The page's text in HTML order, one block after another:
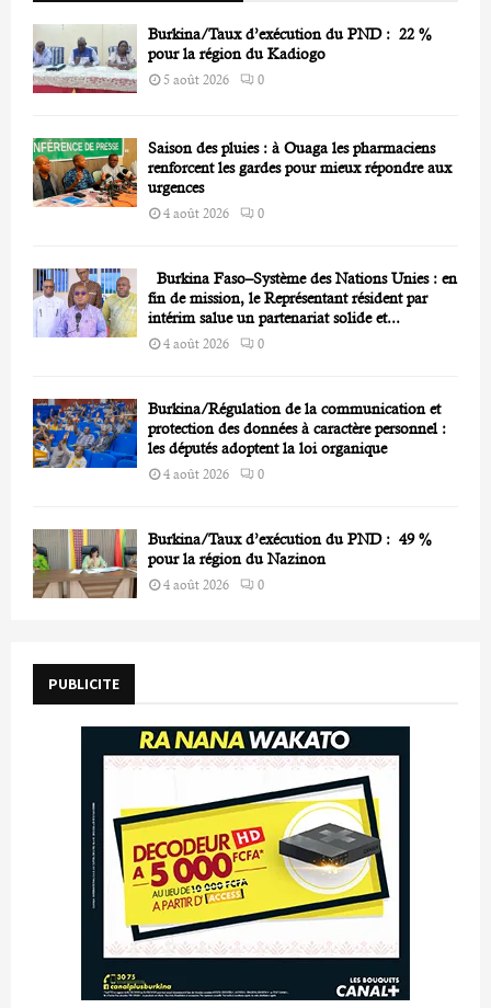
Burkina/Taux d’exécution du PND : 22 %
pour la région du Kadiogo
5 août 2026 0
Saison des pluies : à Ouaga les pharmaciens
renforcent les gardes pour mieux répondre aux
urgences
4 août 2026 0
Burkina Faso–Système des Nations Unies : en
fin de mission, le Représentant résident par
intérim salue un partenariat solide et...
4 août 2026 0
Burkina/Régulation de la communication et
protection des données à caractère personnel :
les députés adoptent la loi organique
4 août 2026 0
Burkina/Taux d’exécution du PND : 49 %
pour la région du Nazinon
4 août 2026 0
PUBLICITE